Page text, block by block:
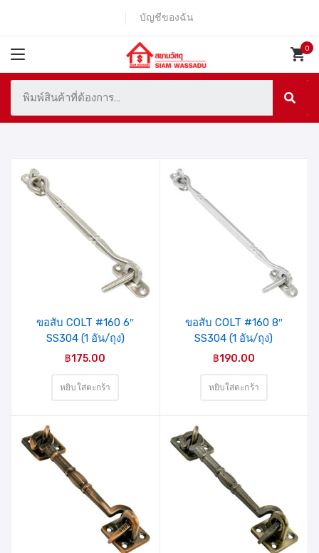
บัญชีของฉัน
ขอสับ COLT #160 6″
SS304 (1 อัน/ถุง)
฿175.00
หยิบใส่ตะกร้า
ขอสับ COLT #160 8″
SS304 (1 อัน/ถุง)
฿190.00
หยิบใส่ตะกร้า